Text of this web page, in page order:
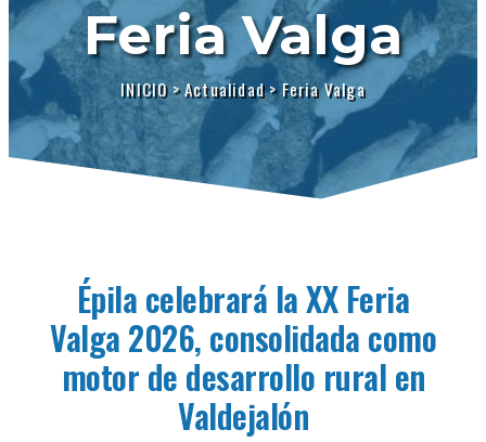
Feria Valga
INICIO>Actualidad>Feria Valga
Épila celebrará la XX Feria
Valga 2026, consolidada como
motor de desarrollo rural en
Valdejalón